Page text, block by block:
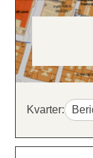
Kvarter: